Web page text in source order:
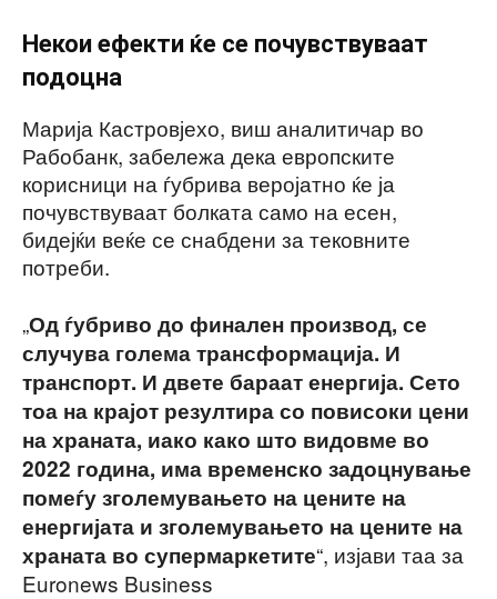
Некои ефекти ќе се почувствуваат
подоцна
Марија Кастровјехо, виш аналитичар во
Рабобанк, забележа дека европските
корисници на ѓубрива веројатно ќе ја
почувствуваат болката само на есен,
бидејќи веќе се снабдени за тековните
потреби.
„Од ѓубриво до финален производ, се
случува голема трансформација. И
транспорт. И двете бараат енергија. Сето
тоа на крајот резултира со повисоки цени
на храната, иако како што видовме во
2022 година, има временско задоцнување
помеѓу зголемувањето на цените на
енергијата и зголемувањето на цените на
храната во супермаркетите“, изјави таа за
Euronews Business